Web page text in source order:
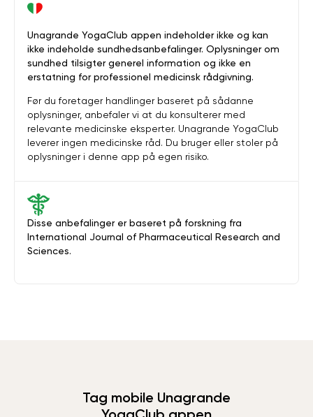
Disse anbefalinger er baseret på forskning fra
International Journal of Pharmaceutical Research and
Sciences.
Unagrande YogaClub appen indeholder ikke og kan
ikke indeholde sundhedsanbefalinger. Oplysninger om
sundhed tilsigter generel information og ikke en
erstatning for professionel medicinsk rådgivning.
Før du foretager handlinger baseret på sådanne
oplysninger, anbefaler vi at du konsulterer med
relevante medicinske eksperter. Unagrande YogaClub
leverer ingen medicinske råd. Du bruger eller stoler på
oplysninger i denne app på egen risiko.
Tag mobile Unagrande